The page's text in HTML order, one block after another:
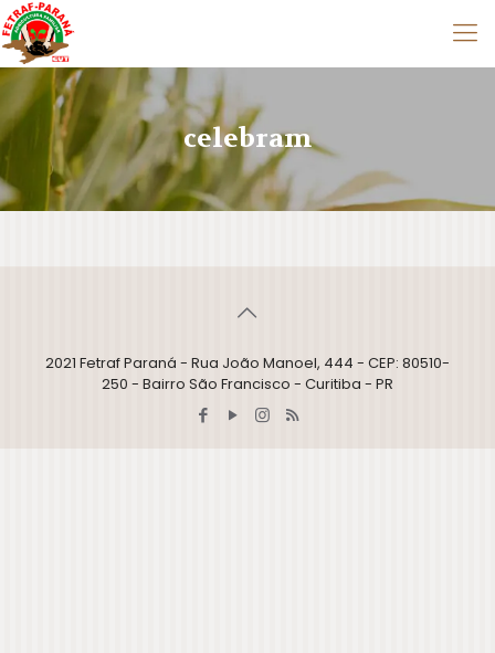
celebram
2021 Fetraf Paraná - Rua João Manoel, 444 - CEP: 80510-
250 - Bairro São Francisco - Curitiba - PR